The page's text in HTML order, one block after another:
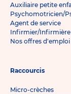
Auxiliaire petite
Psychomotricien/
Agent de service
Infirmier/Infirmière
Nos offres d'emploi
Raccourcis
Micro-crèches